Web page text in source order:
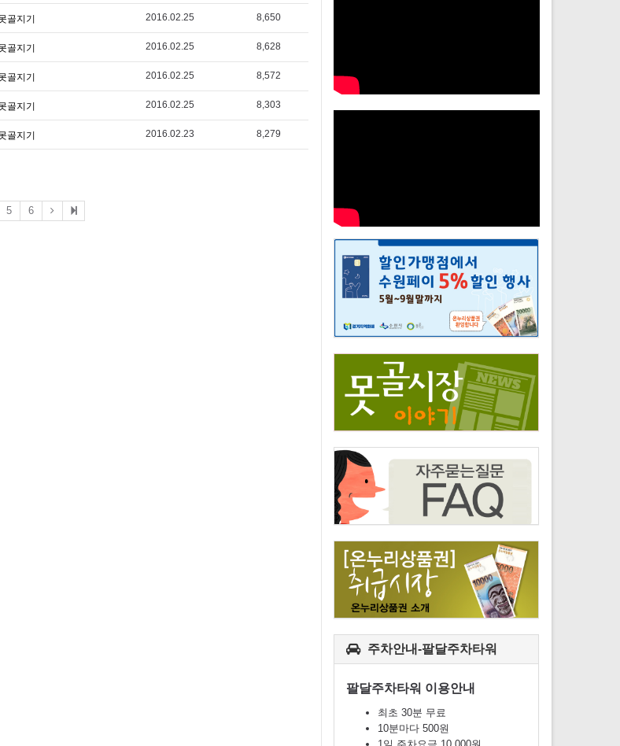
골지기 2016.02.25 8,650
골지기 2016.02.25 8,628
골지기 2016.02.25 8,572
골지기 2016.02.25 8,303
골지기 2016.02.23 8,279
5 6
주차안내-팔달주차타워
팔달주차타워 이용안내
최초 30분 무료
10분마다 500원